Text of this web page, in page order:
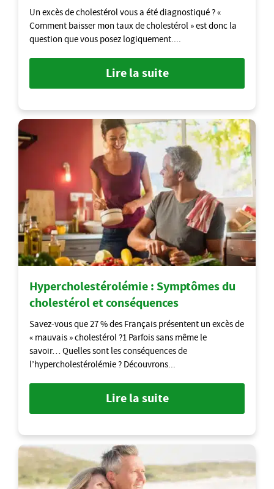
Un excès de cholestérol vous a été diagnostiqué ? «
Comment baisser mon taux de cholestérol » est donc la
question que vous posez logiquement....
Lire la suite
Hypercholestérolémie : Symptômes du
cholestérol et conséquences
Savez-vous que 27 % des Français présentent un excès de
« mauvais » cholestérol ?1 Parfois sans même le
savoir… Quelles sont les conséquences de
l’hypercholestérolémie ? Découvrons...
Lire la suite